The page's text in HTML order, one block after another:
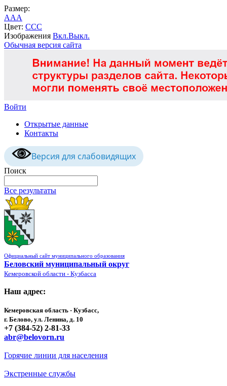
Размер:
AAA
Цвет: CCC
Изображения Вкл.Выкл.
Обычная версия сайта
Войти
Открытые данные
Контакты
Версия для слабовидящих
Поиск
Все результаты
Официальный сайт муниципального образования
Беловский муниципальный округ
Кемеровской области - Кузбасса
Наш адрес:
Кемеровская область - Кузбасс,
г. Белово, ул. Ленина, д. 10
+7 (384-52) 2-81-33
abr@belovorn.ru
Горячие линии для населения
Экстренные службы